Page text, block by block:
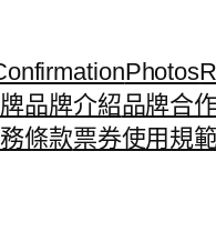
Photos
品牌介紹品牌合
條款票券使用規範